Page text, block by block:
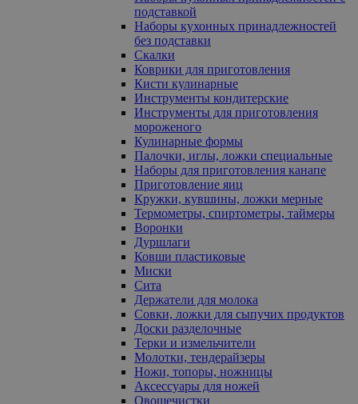
подставкой
Наборы кухонных принадлежностей
без подставки
Скалки
Коврики для приготовления
Кисти кулинарные
Инструменты кондитерские
Инструменты для приготовления
мороженого
Кулинарные формы
Палочки, иглы, ложки специальные
Наборы для приготовления канапе
Приготовление яиц
Кружки, кувшины, ложки мерные
Термометры, спиртометры, таймеры
Воронки
Дуршлаги
Ковши пластиковые
Миски
Сита
Держатели для молока
Совки, ложки для сыпучих продуктов
Доски разделочные
Терки и измельчители
Молотки, тендерайзеры
Ножи, топоры, ножницы
Аксессуары для ножей
Овощечистки